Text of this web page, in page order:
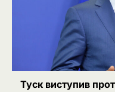
Туск виступив
для
Ivanov
над
де